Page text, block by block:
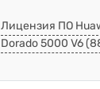
Лицензия ПО
Dorado 5000 V6